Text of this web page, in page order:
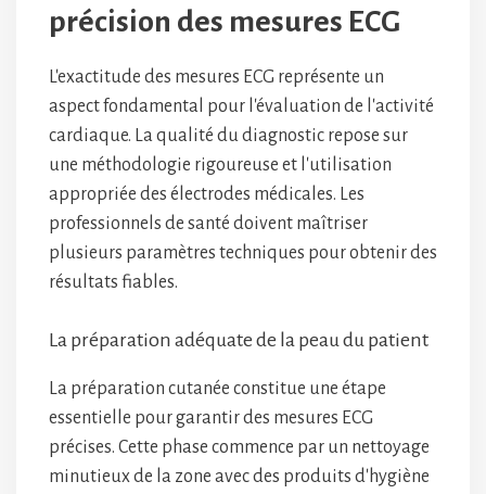
précision des mesures ECG
L'exactitude des mesures ECG représente un
aspect fondamental pour l'évaluation de l'activité
cardiaque. La qualité du diagnostic repose sur
une méthodologie rigoureuse et l'utilisation
appropriée des électrodes médicales. Les
professionnels de santé doivent maîtriser
plusieurs paramètres techniques pour obtenir des
résultats fiables.
La préparation adéquate de la peau du patient
La préparation cutanée constitue une étape
essentielle pour garantir des mesures ECG
précises. Cette phase commence par un nettoyage
minutieux de la zone avec des produits d'hygiène